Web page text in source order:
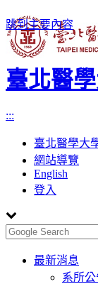
跳到主要內容
臺北醫
:::
臺北醫學大
網站導覽
English
登入
Toggle
navigation
最新消息
系所公